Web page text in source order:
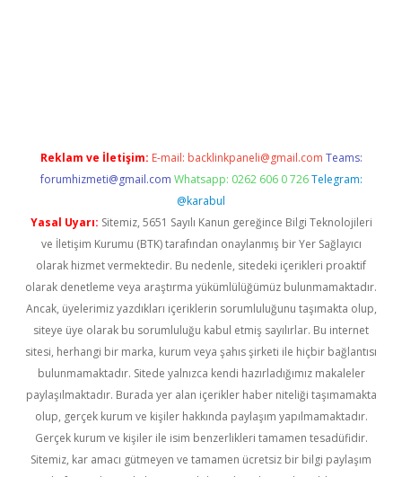
Reklam ve İletişim: E-mail: backlinkpaneli@gmail.com Teams:
forumhizmeti@gmail.com Whatsapp: 0262 606 0 726 Telegram:
@karabul
Yasal Uyarı: Sitemiz, 5651 Sayılı Kanun gereğince Bilgi Teknolojileri
ve İletişim Kurumu (BTK) tarafından onaylanmış bir Yer Sağlayıcı
olarak hizmet vermektedir. Bu nedenle, sitedeki içerikleri proaktif
olarak denetleme veya araştırma yükümlülüğümüz bulunmamaktadır.
Ancak, üyelerimiz yazdıkları içeriklerin sorumluluğunu taşımakta olup,
siteye üye olarak bu sorumluluğu kabul etmiş sayılırlar. Bu internet
sitesi, herhangi bir marka, kurum veya şahıs şirketi ile hiçbir bağlantısı
bulunmamaktadır. Sitede yalnızca kendi hazırladığımız makaleler
paylaşılmaktadır. Burada yer alan içerikler haber niteliği taşımamakta
olup, gerçek kurum ve kişiler hakkında paylaşım yapılmamaktadır.
Gerçek kurum ve kişiler ile isim benzerlikleri tamamen tesadüfidir.
Sitemiz, kar amacı gütmeyen ve tamamen ücretsiz bir bilgi paylaşım